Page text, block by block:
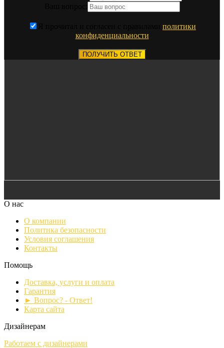
политики
конфиденциальности
ПОЛУЧИТЬ ОТВЕТ
О нас
О компании
Политика безопасности
Условия соглашения
Контакты
Помощь
Доставка, услуги и оплата
Гарантия
► Вопрос? - Ответ!
Карта сайта
Дизайнерам
Работаем с дизайнерами